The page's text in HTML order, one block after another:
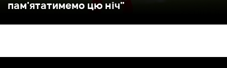
пам'ятатимемо цю ніч"